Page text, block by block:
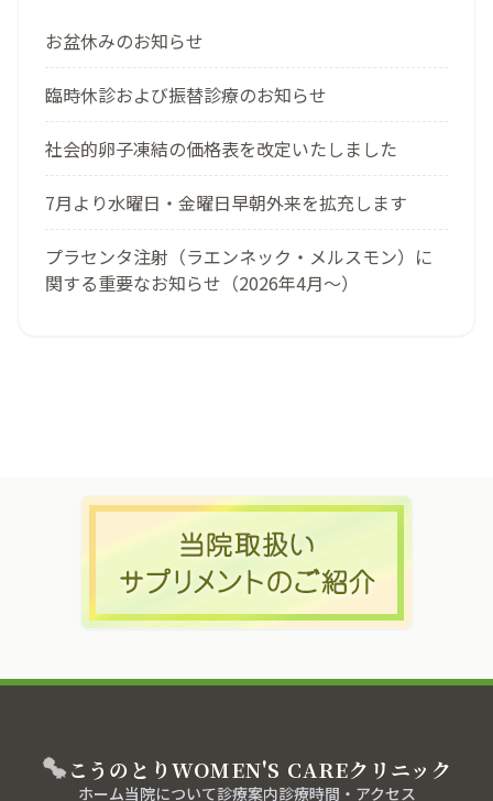
お盆休みのお知らせ
臨時休診および振替診療のお知らせ
社会的卵子凍結の価格表を改定いたしました
7月より水曜日・金曜日早朝外来を拡充します
プラセンタ注射（ラエンネック・メルスモン）に
関する重要なお知らせ（2026年4月〜）
こうのとりWOMEN'S CAREクリニック
ホーム当院について診療案内診療時間・アクセス